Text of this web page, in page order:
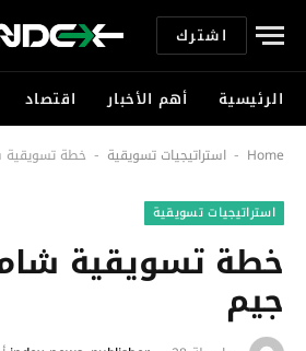
اشترك
الرئيسية أهم الأخبار اقتصاد
Home
- استراتيجيات تسويقية - خطة تسويقية
استراتيجيات تسويقية
خطة تسويقية
جيم